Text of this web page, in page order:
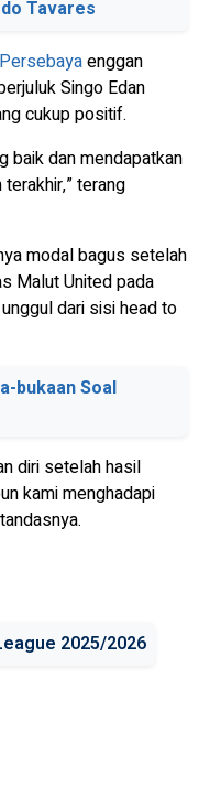
Tavares
Persebayaenggan
Singo Edan
cukup positif.
baik dan mendapatkan
terang
modal bagus setelah
Malut United pada
dari sisi head to
bukaan Soal
diri setelah hasil
kami menghadapi
2025/2026